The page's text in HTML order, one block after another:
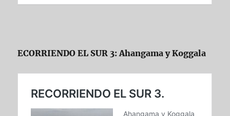
ECORRIENDO EL SUR 3: Ahangama y Koggala